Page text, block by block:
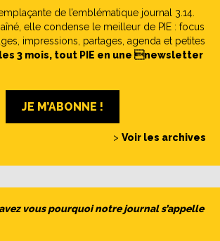
de l’emblématique journal 3.14.
elle condense le meilleur de PIE : focus
impressions, partages, agenda et petites
3 mois, tout PIE en une newsletter
JE M’ABONNE !
> Voir les archives
vous pourquoi notre journal s’appelle